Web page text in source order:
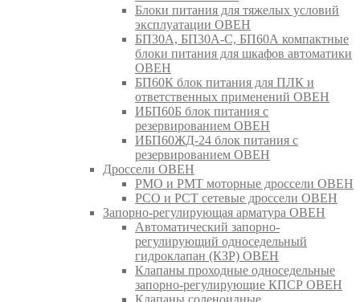
Блоки питания для тяжелых условий
эксплуатации ОВЕН
БП30А, БП30А-С, БП60А компактные
блоки питания для шкафов автоматики
ОВЕН
БП60К блок питания для ПЛК и
ответственных применений ОВЕН
ИБП60Б блок питания с
резервированием ОВЕН
ИБП60ЖД-24 блок питания с
резервированием ОВЕН
Дроссели ОВЕН
РМО и РМТ моторные дроссели ОВЕН
РСО и РСТ сетевые дроссели ОВЕН
Запорно-регулирующая арматура ОВЕН
Автоматический запорно-
регулирующий односедельный
гидроклапан (КЗР) ОВЕН
Клапаны проходные односедельные
запорно-регулирующие КПСР ОВЕН
Клапаны соленоидные